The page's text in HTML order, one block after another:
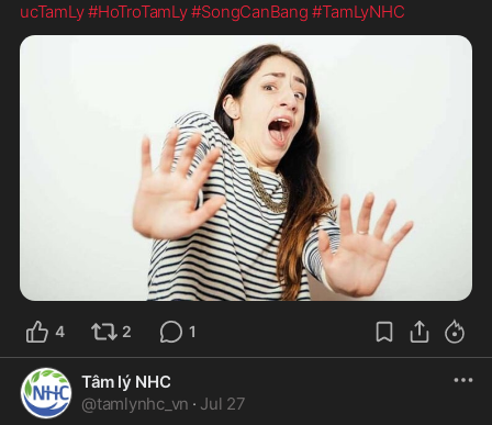
ucTamLy#HoTroTamLy#SongCanBang #TamLyNHC
4 2 1
Tâm lý NHC
@tamlynhc_vn · Jul 27